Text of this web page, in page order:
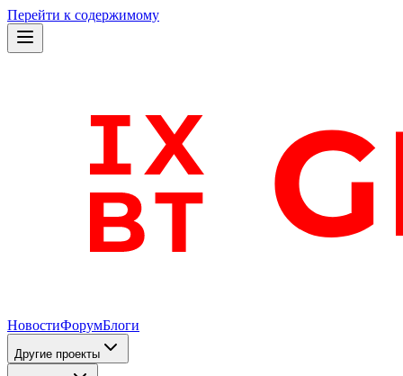
Перейти к содержимому
НовостиФорумБлоги
Другие проекты